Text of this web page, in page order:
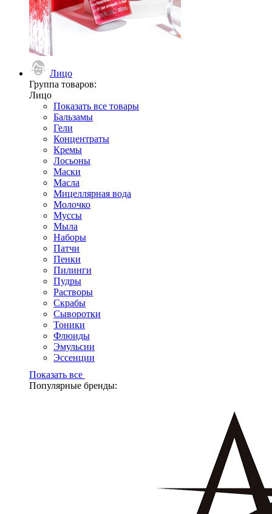
Лицо
Группа товаров:
Лицо
Показать все товары
Бальзамы
Гели
Концентраты
Кремы
Лосьоны
Маски
Масла
Мицеллярная вода
Молочко
Муссы
Мыла
Наборы
Патчи
Пенки
Пилинги
Пудры
Растворы
Скрабы
Сыворотки
Тоники
Флюиды
Эмульсии
Эссенции
Показать все
Популярные бренды: